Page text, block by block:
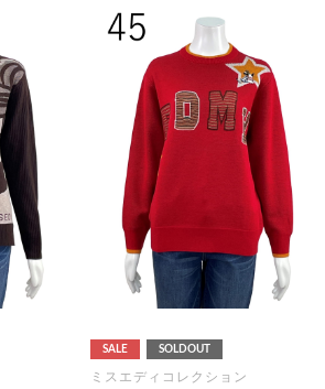
SALE SOLDOUT
ミスエディコレクション